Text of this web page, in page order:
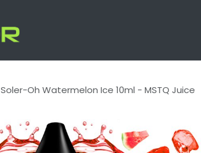
Soler-Oh Watermelon Ice 10ml - MSTQ Juice